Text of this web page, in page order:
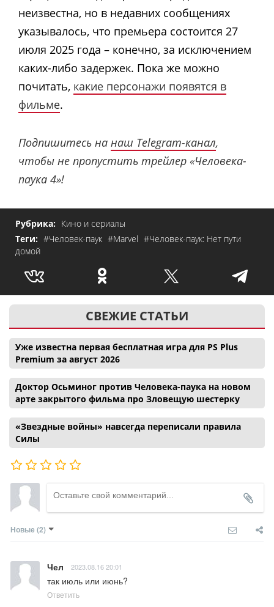
неизвестна, но в недавних сообщениях
указывалось, что премьера состоится 27
июля 2025 года – конечно, за исключением
каких-либо задержек. Пока же можно
почитать, какие персонажи появятся в
фильме.
Подпишитесь на наш Telegram-канал,
чтобы не пропустить трейлер «Человека-
паука 4»!
Рубрика: Кино и сериалы
Теги: #Человек-паук #Marvel #Человек-паук: Нет пути
домой
СВЕЖИЕ СТАТЬИ
Уже известна первая бесплатная игра для PS Plus
Premium за август 2026
Доктор Осьминог против Человека-паука на новом
арте закрытого фильма про Зловещую шестерку
«Звездные войны» навсегда переписали правила
Силы
Новые (2)
Чел 2023.08.16 20:01
так июль или июнь?
Ответить